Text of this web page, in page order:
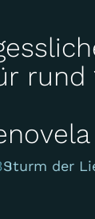
rund
Sturm der